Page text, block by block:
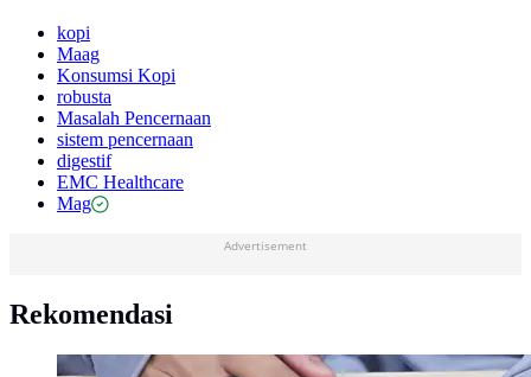
kopi
Maag
Konsumsi Kopi
robusta
Masalah Pencernaan
sistem pencernaan
digestif
EMC Healthcare
Mag
Advertisement
Rekomendasi